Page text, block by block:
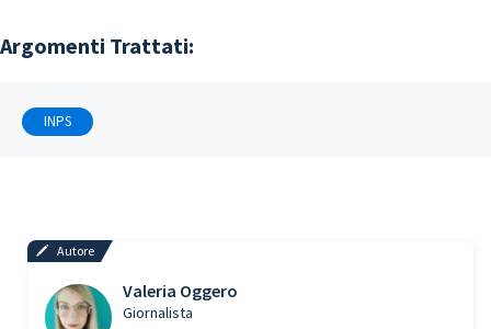
Argomenti Trattati:
INPS
Autore
Valeria Oggero
Giornalista